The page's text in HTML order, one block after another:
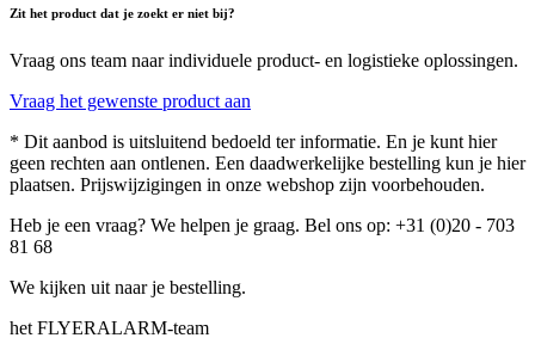
Zit het product dat je zoekt er niet bij?
Vraag ons team naar individuele product- en logistieke oplossingen.
Vraag het gewenste product aan
* Dit aanbod is uitsluitend bedoeld ter informatie. En je kunt hier
geen rechten aan ontlenen. Een daadwerkelijke bestelling kun je hier
plaatsen. Prijswijzigingen in onze webshop zijn voorbehouden.
Heb je een vraag? We helpen je graag. Bel ons op: +31 (0)20 - 703
81 68
We kijken uit naar je bestelling.
het FLYERALARM-team